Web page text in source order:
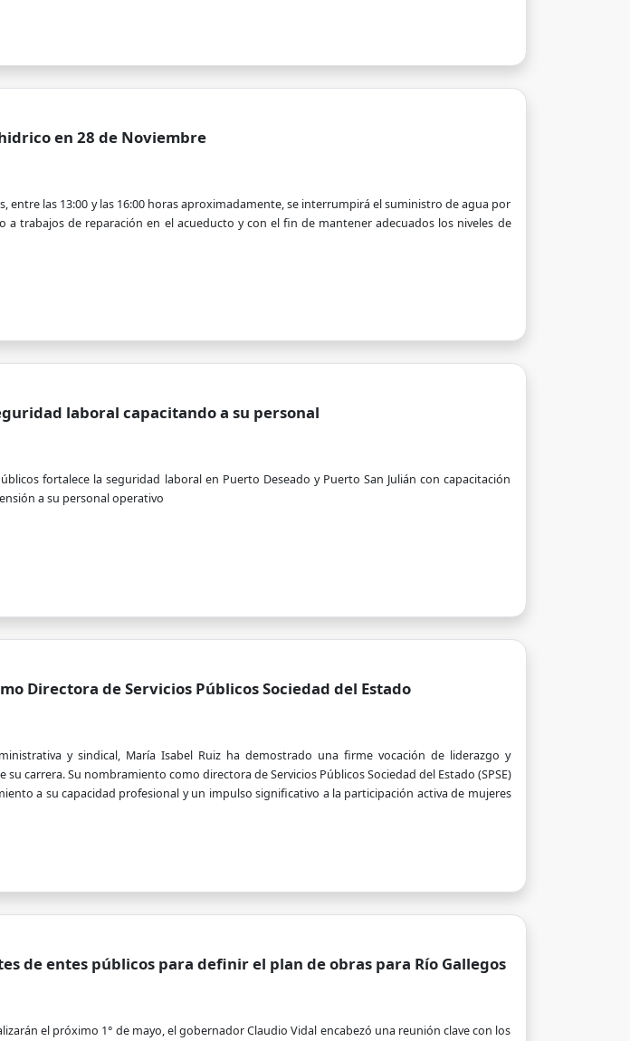
en 28 de Noviembre
entre las 13:00 y las 16:00 horas aproximadamente, se interrumpirá el suministro de agua por
a trabajos de reparación en el acueducto y con el fin de mantener adecuados los niveles de
laboral capacitando a su personal
fortalece la seguridad laboral en Puerto Deseado y Puerto San Julián con capacitación
a su personal operativo
Directora de Servicios Públicos Sociedad del Estado
y sindical, María Isabel Ruiz ha demostrado una firme vocación de liderazgo y
carrera. Su nombramiento como directora de Servicios Públicos Sociedad del Estado (SPSE)
a su capacidad profesional y un impulso significativo a la participación activa de mujeres
de entes públicos para definir el plan de obras para Río Gallegos
el próximo 1° de mayo, el gobernador Claudio Vidal encabezó una reunión clave con los